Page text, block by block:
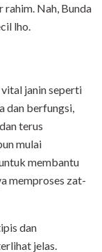
rahim. Nah, Bunda
lho.
vital janin seperti
dan berfungsi,
terus
mulai
membantu
memproses zat-
dan
jelas.